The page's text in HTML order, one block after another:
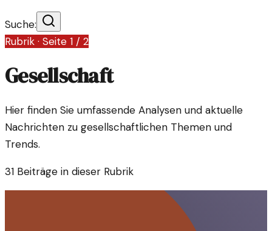
Suche:
Rubrik · Seite 1 / 2
Gesellschaft
Hier finden Sie umfassende Analysen und aktuelle
Nachrichten zu gesellschaftlichen Themen und
Trends.
31 Beiträge in dieser Rubrik